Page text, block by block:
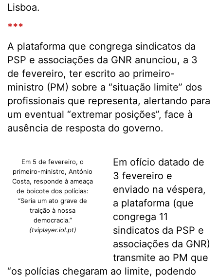
Lisboa.
***
A plataforma que congrega sindicatos da
PSP e associações da GNR anunciou, a 3
de fevereiro, ter escrito ao primeiro-
ministro (PM) sobre a “situação limite” dos
profissionais que representa, alertando para
um eventual “extremar posições”, face à
ausência de resposta do governo.
Em 5 de fevereiro, o
primeiro-ministro, António
Costa, responde à ameaça
de boicote dos polícias:
“Seria um ato grave de
traição à nossa
democracia.”
(tviplayer.iol.pt)
Em ofício datado de
3 fevereiro e
enviado na véspera,
a plataforma (que
congrega 11
sindicatos da PSP e
associações da GNR)
transmite ao PM que
“os polícias chegaram ao limite, podendo